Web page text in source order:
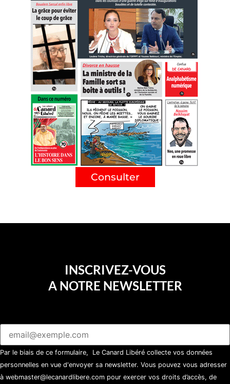
Consulter
INSCRIVEZ-VOUS
A NOTRE NEWSLETTER
Par le biais de ce formulaire, Le Canard Libéré collecte vos données
personnelles en vue d'envoyer sa newsletter. Vous pouvez vous adresser
à webmaster@lecanardlibere.com pour exercer vos droits d’accès, de